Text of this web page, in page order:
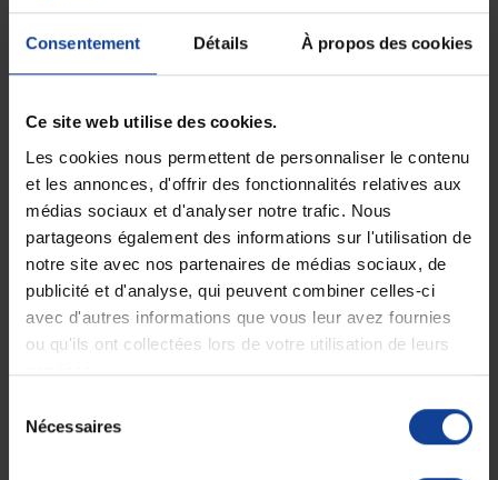
Consentement Détails À propos des cookies
Ce site web utilise des cookies.
Les cookies nous permettent de personnaliser le contenu
et les annonces, d'offrir des fonctionnalités relatives aux
médias sociaux et d'analyser notre trafic. Nous
partageons également des informations sur l'utilisation de
notre site avec nos partenaires de médias sociaux, de
publicité et d'analyse, qui peuvent combiner celles-ci
avec d'autres informations que vous leur avez fournies
ou qu'ils ont collectées lors de votre utilisation de leurs
services.
Nécessaires
Description
Aniosafe Savon Doux HF
Nettoyant doux pour les mains et la peau, conçu pour un usage
fréquent.
•Idéal pour le nettoyage régulier des mains et la toilette quotidienne.
• Formule enrichie en glycérine hydratante et agents émollients.
Adapté aux peaux sensibles.
•pH neutre respectueux de l’épiderme.
•Testé dermatologiquement.
•Se rince facilement.